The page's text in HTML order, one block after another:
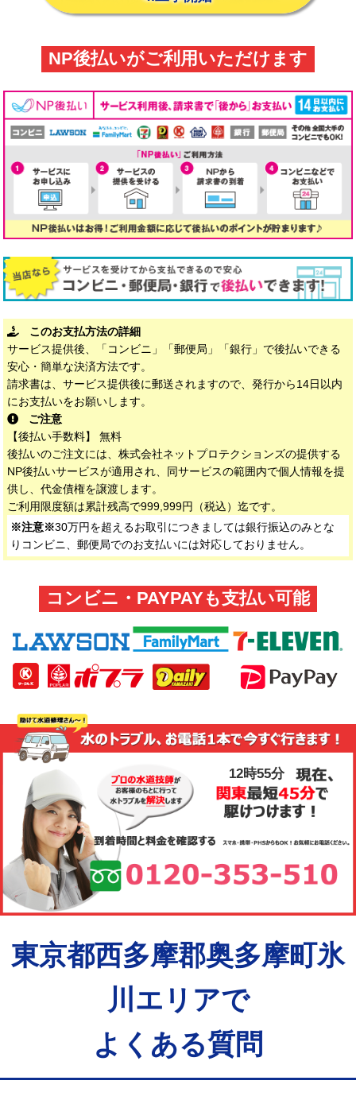
NP後払いがご利用いただけます
このお支払方法の詳細
サービス提供後、「コンビニ」「郵便局」「銀行」で後払いできる
安心・簡単な決済方法です。
請求書は、サービス提供後に郵送されますので、発行から14日以内
にお支払いをお願いします。
ご注意
【後払い手数料】 無料
後払いのご注文には、株式会社ネットプロテクションズの提供する
NP後払いサービスが適用され、同サービスの範囲内で個人情報を提
供し、代金債権を譲渡します。
ご利用限度額は累計残高で999,999円（税込）迄です。
※注意※30万円を超えるお取引につきましては銀行振込のみとな
りコンビニ、郵便局でのお支払いには対応しておりません。
コンビニ・PAYPAYも支払い可能
12時55分
東京都西多摩郡奥多摩町氷
川エリアで
よくある質問